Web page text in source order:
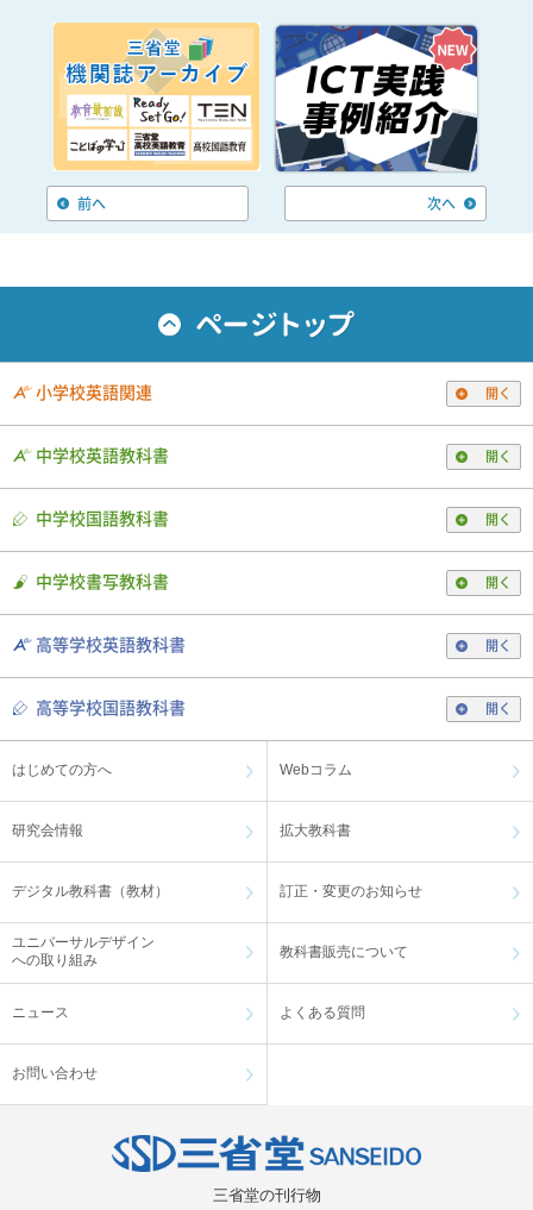
前へ 次へ
小学校英語関連 開く
中学校英語教科書 開く
中学校国語教科書 開く
中学校書写教科書 開く
高等学校英語教科書 開く
高等学校国語教科書 開く
はじめての方へ Webコラム
研究会情報 拡大教科書
デジタル教科書（教材） 訂正・変更のお知らせ
ユニバーサルデザイン
への取り組み
教科書販売について
ニュース よくある質問
お問い合わせ
三省堂の刊行物